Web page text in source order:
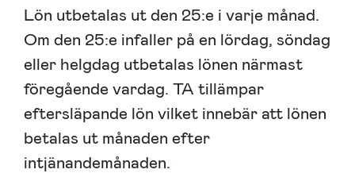
Lön utbetalas ut den 25:e i varje månad.
Om den 25:e infaller på en lördag, söndag
eller helgdag utbetalas lönen närmast
föregående vardag. TA tillämpar
eftersläpande lön vilket innebär att lönen
betalas ut månaden efter
intjänandemånaden.